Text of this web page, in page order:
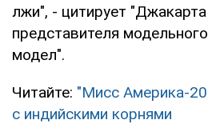
лжи", - цитирует
представителя
модел".
Читайте: "Мисс Америка-
с индийскими корнями